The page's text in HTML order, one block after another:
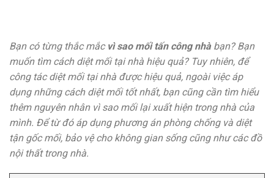
Bạn có từng thắc mắc vì sao mối tấn công nhàbạn? Bạn
muốn tìm cách diệt mối tại nhà hiệu quả? Tuy nhiên, để
công tác diệt mối tại nhà được hiệu quả, ngoài việc áp
dụng những cách diệt mối tốt nhất, bạn cũng cần tìm hiểu
thêm nguyên nhân vì sao mối lại xuất hiện trong nhà của
mình. Để từ đó áp dụng phương án phòng chống và diệt
tận gốc mối, bảo vệ cho không gian sống cũng như các đồ
nội thất trong nhà.